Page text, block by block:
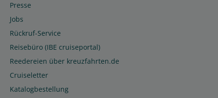
Presse
Jobs
Rückruf-Service
Reisebüro (IBE cruiseportal)
Reedereien über kreuzfahrten.de
Cruiseletter
Katalogbestellung